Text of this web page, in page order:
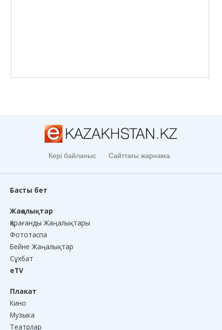
Кері байланыс Сайттағы жарнама
Басты бет
Жаңалықтар
Қарағанды Жаңалықтары
Фототаспа
Бейне Жаңалықтар
Сұхбат
eTV
Плакат
Кино
Музыка
Театрлар